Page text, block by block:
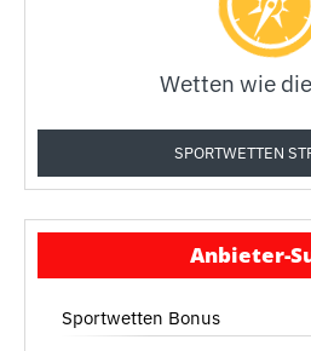
Wetten wie
SPORTWETTEN
Anbieter-
Sportwetten Bonus